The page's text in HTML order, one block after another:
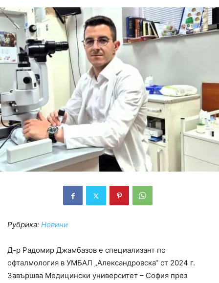
Рубрика: Новини
Д-р Радомир Джамбазов е специализант по
офталмология в УМБАЛ „Александровска“ от 2024 г.
Завършва Медицински университет – София през